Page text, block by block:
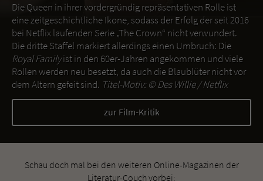
Die Queen in ihrer vordergründig repräsentativen Rolle ist
eine zeitgeschichtliche Ikone, sodass der Erfolg der seit 2016
bei Netflix laufenden Serie „The Crown“ nicht verwundert.
Die dritte Staffel markiert allerdings einen Umbruch: Die
Royal Familyist in den 60er-Jahren angekommen und viele
Rollen werden neu besetzt, da auch die Blaublüter nicht vor
dem Altern gefeit sind. Titel-Motiv: ©Des Willie / Netflix
zur Film-Kritik
Schau doch mal bei den weiteren Online-Magazinen der
Literatur-Couch vorbei: